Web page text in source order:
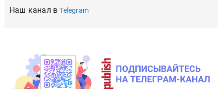
Наш канал вTelegram